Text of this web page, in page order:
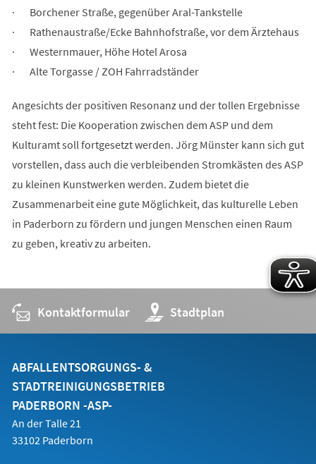
· Borchener Straße, gegenüber Aral-Tankstelle
· Rathenaustraße/Ecke Bahnhofstraße, vor dem Ärztehaus
· Westernmauer, Höhe Hotel Arosa
· Alte Torgasse / ZOH Fahrradständer
Angesichts der positiven Resonanz und der tollen Ergebnisse
steht fest: Die Kooperation zwischen dem ASP und dem
Kulturamt soll fortgesetzt werden. Jörg Münster kann sich gut
vorstellen, dass auch die verbleibenden Stromkästen des ASP
zu kleinen Kunstwerken werden. Zudem bietet die
Zusammenarbeit eine gute Möglichkeit, das kulturelle Leben
in Paderborn zu fördern und jungen Menschen einen Raum
zu geben, kreativ zu arbeiten.
Kontaktformular Stadtplan
(Öffnet
in
einem
Tab)
ABFALLENTSORGUNGS- &
STADTREINIGUNGSBETRIEB
PADERBORN -ASP-
An der Talle 21
33102 Paderborn